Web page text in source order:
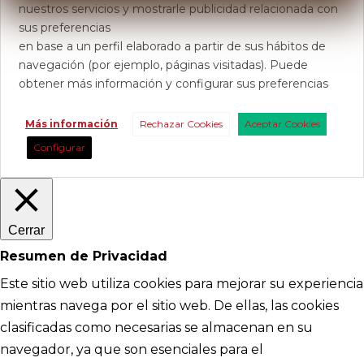
nuestros servicios y mostrarle publicidad relacionada con
sus preferencias
en base a un perfil elaborado a partir de sus hábitos de
navegación (por ejemplo, páginas visitadas). Puede
obtener más información y configurar sus preferencias
Más información Rechazar Cookies
Aceptar Cookies
Configurar
Cerrar
Resumen de Privacidad
Este sitio web utiliza cookies para mejorar su experiencia
mientras navega por el sitio web. De ellas, las cookies
clasificadas como necesarias se almacenan en su
navegador, ya que son esenciales para el